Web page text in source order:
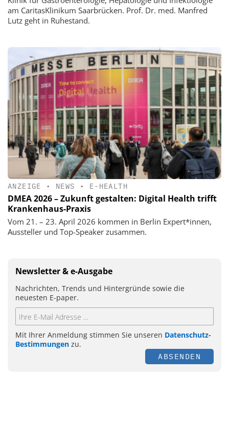
am CaritasKlinikum Saarbrücken. Prof. Dr. med. Manfred
Lutz geht in Ruhestand.
ANZEIGE • NEWS • E-HEALTH
DMEA 2026 – Zukunft gestalten: Digital Health trifft
Krankenhaus-Praxis
Vom 21. – 23. April 2026 kommen in Berlin Expert*innen,
Aussteller und Top-Speaker zusammen.
Newsletter & e-Ausgabe
Nachrichten, Trends und Hintergründe sowie die
neuesten E-paper.
Mit Ihrer Anmeldung stimmen Sie unseren Datenschutz-
Bestimmungen zu.
ABSENDEN